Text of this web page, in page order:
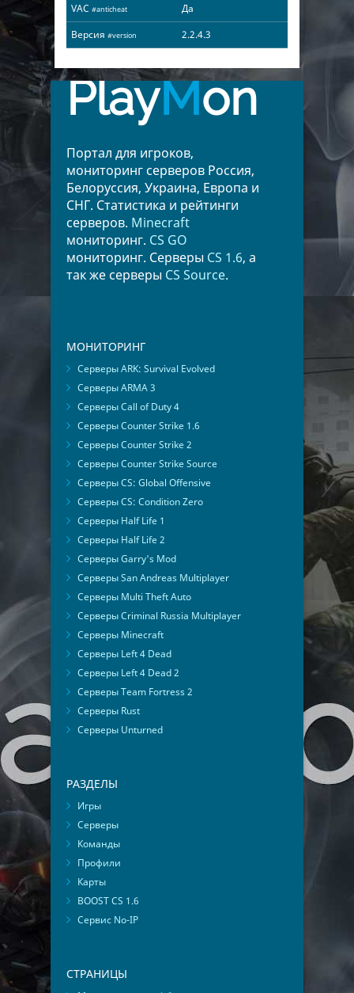
VAC #anticheat
Да
Версия #version 2.2.4.3
PlayMon
Портал для игроков,
мониторинг серверов Россия,
Белоруссия, Украина, Европа и
СНГ. Статистика и рейтинги
серверов. Minecraft
мониторинг. CS GO
мониторинг. Серверы CS 1.6, а
так же серверы CS Source.
МОНИТОРИНГ
Серверы ARK: Survival Evolved
Серверы ARMA 3
Серверы Call of Duty 4
Серверы Counter Strike 1.6
Серверы Counter Strike 2
Серверы Counter Strike Source
Серверы CS: Global Offensive
Серверы CS: Condition Zero
Серверы Half Life 1
Серверы Half Life 2
Серверы Garry's Mod
Серверы San Andreas Multiplayer
Серверы Multi Theft Auto
Серверы Criminal Russia Multiplayer
Серверы Minecraft
Серверы Left 4 Dead
Серверы Left 4 Dead 2
Серверы Team Fortress 2
Серверы Rust
Серверы Unturned
РАЗДЕЛЫ
Игры
Серверы
Команды
Профили
Карты
BOOST CS 1.6
Сервис No-IP
СТРАНИЦЫ